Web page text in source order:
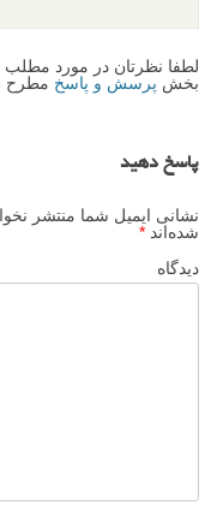
لطفا نظرتان در مورد مطلب
بخش پرسش و پاسخ مطرح
پاسخ دهید
نشانی ایمیل شما منتشر
شده‌اند *
دیدگاه